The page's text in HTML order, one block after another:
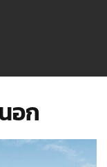
อก